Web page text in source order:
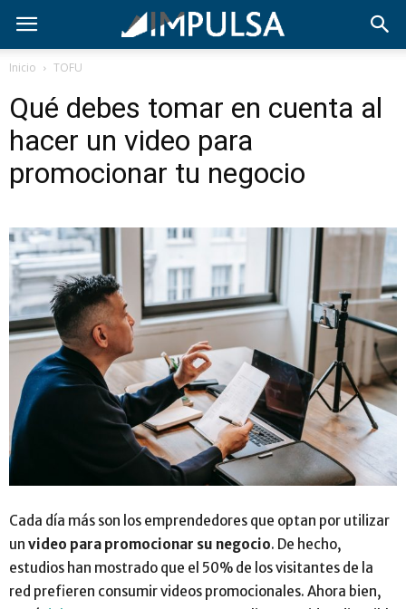
Inicio TOFU
Qué debes tomar en cuenta al
hacer un video para
promocionar tu negocio
Cada día más son los emprendedores que optan por utilizar
un video para promocionar su negocio. De hecho,
estudios han mostrado que el 50% de los visitantes de la
red prefieren consumir videos promocionales. Ahora bien,